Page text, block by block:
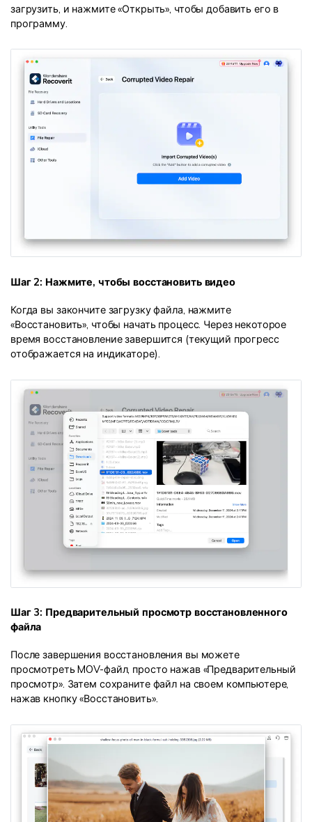
загрузить, и нажмите «Открыть», чтобы добавить его в
программу.
Шаг 2: Нажмите, чтобы восстановить видео
Когда вы закончите загрузку файла, нажмите
«Восстановить», чтобы начать процесс. Через некоторое
время восстановление завершится (текущий прогресс
отображается на индикаторе).
Шаг 3: Предварительный просмотр восстановленного
файла
После завершения восстановления вы можете
просмотреть MOV-файл, просто нажав «Предварительный
просмотр». Затем сохраните файл на своем компьютере,
нажав кнопку «Восстановить».